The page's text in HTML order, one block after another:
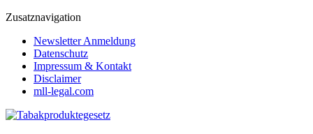
Zusatznavigation
Newsletter Anmeldung
Datenschutz
Impressum & Kontakt
Disclaimer
mll-legal.com